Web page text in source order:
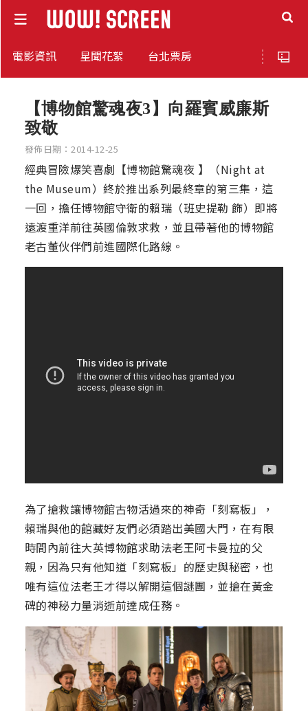
電影資訊 星聞花絮 台北票房
【博物館驚魂夜3】向羅賓威廉斯
致敬
發佈日期：2014-12-25
經典冒險爆笑喜劇【博物館驚魂夜 】（Night at
the Museum）終於推出系列最終章的第三集，這
一回，擔任博物館守衛的賴瑞（班史提勒 飾）即將
遠渡重洋前往英國倫敦求救，並且帶著他的博物館
老古董伙伴們前進國際化路線。
為了搶救讓博物館古物活過來的神奇「刻寫板」，
賴瑞與他的館藏好友們必須踏出美國大門，在有限
時間內前往大英博物館求助法老王阿卡曼拉的父
親，因為只有他知道「刻寫板」的歷史與秘密，也
唯有這位法老王才得以解開這個謎團，並搶在黃金
碑的神秘力量消逝前達成任務。